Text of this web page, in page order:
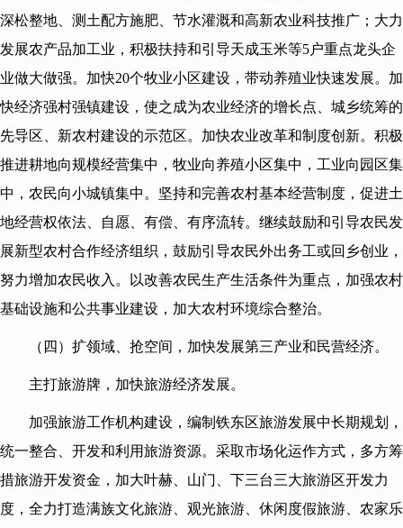
深松整地、测土配方施肥、节水灌溉和高新农业科技推广；大力
发展农产品加工业，积极扶持和引导天成玉米等5户重点龙头企
业做大做强。加快20个牧业小区建设，带动养殖业快速发展。加
快经济强村强镇建设，使之成为农业经济的增长点、城乡统筹的
先导区、新农村建设的示范区。加快农业改革和制度创新。积极
推进耕地向规模经营集中，牧业向养殖小区集中，工业向园区集
中，农民向小城镇集中。坚持和完善农村基本经营制度，促进土
地经营权依法、自愿、有偿、有序流转。继续鼓励和引导农民发
展新型农村合作经济组织，鼓励引导农民外出务工或回乡创业，
努力增加农民收入。以改善农民生产生活条件为重点，加强农村
基础设施和公共事业建设，加大农村环境综合整治。
（四）扩领域、抢空间，加快发展第三产业和民营经济。
主打旅游牌，加快旅游经济发展。
加强旅游工作机构建设，编制铁东区旅游发展中长期规划，
统一整合、开发和利用旅游资源。采取市场化运作方式，多方筹
措旅游开发资金，加大叶赫、山门、下三台三大旅游区开发力
度，全力打造满族文化旅游、观光旅游、休闲度假旅游、农家乐